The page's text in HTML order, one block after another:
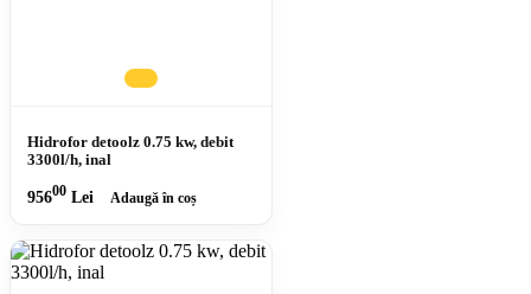
Hidrofor detoolz 0.75 kw, debit
3300l/h, inal
95600 Lei Adaugă în coș